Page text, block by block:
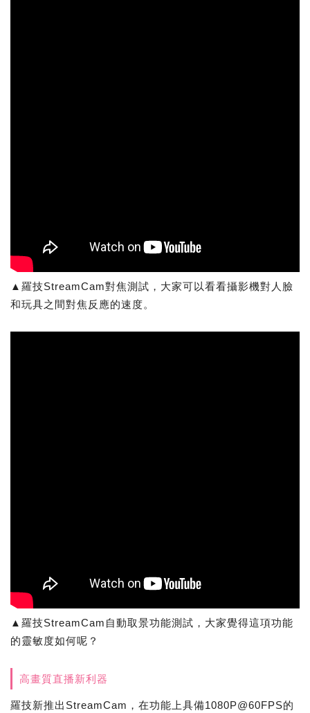
▲羅技StreamCam對焦測試，大家可以看看攝影機對人臉
和玩具之間對焦反應的速度。
▲羅技StreamCam自動取景功能測試，大家覺得這項功能
的靈敏度如何呢？
高畫質直播新利器
羅技新推出StreamCam，在功能上具備1080P@60FPS的